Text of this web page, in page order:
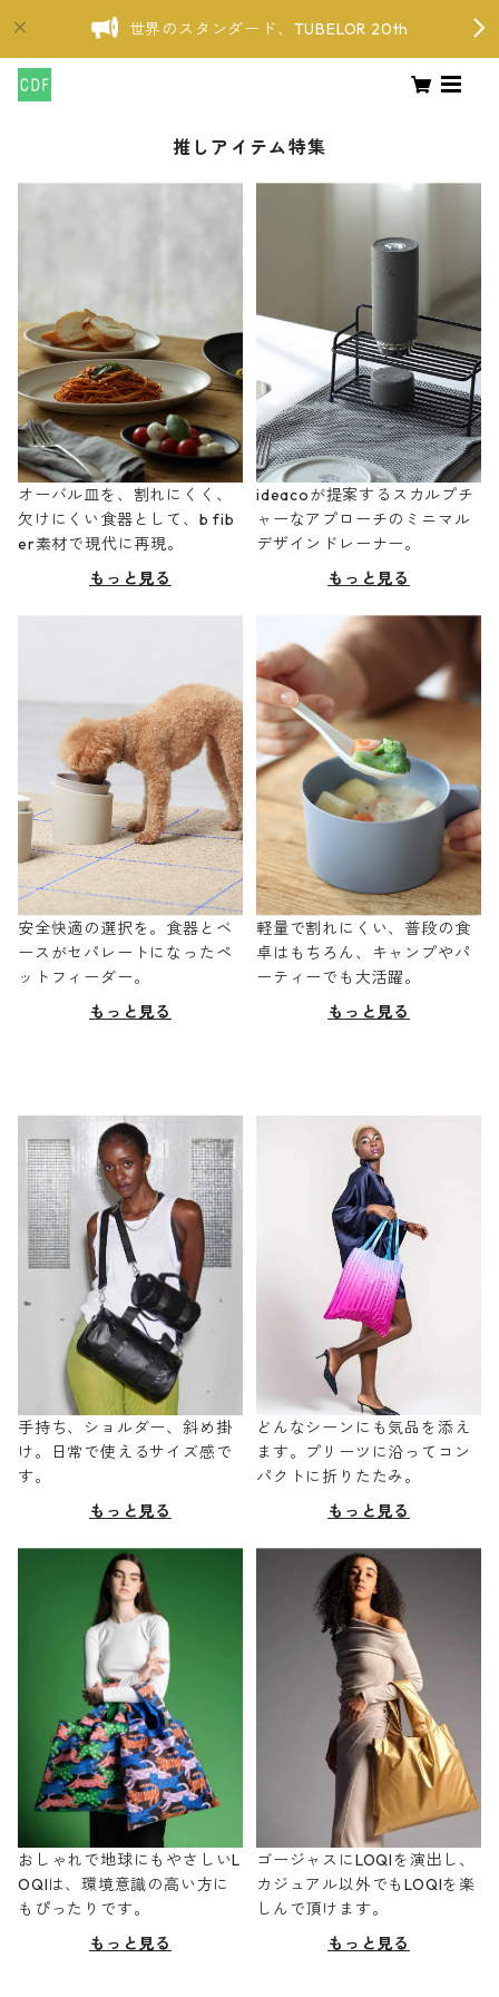
世界のスタンダード、TUBELOR 20th
推しアイテム特集
オーバル皿を、割れにくく、
欠けにくい食器として、b fib
er素材で現代に再現。
もっと見る
ideacoが提案するスカルプチ
ャーなアプローチのミニマル
デザインドレーナー。
もっと見る
安全快適の選択を。食器とベ
ースがセパレートになったペ
ットフィーダー。
もっと見る
軽量で割れにくい、普段の食
卓はもちろん、キャンプやパ
ーティーでも大活躍。
もっと見る
手持ち、ショルダー、斜め掛
け。日常で使えるサイズ感で
す。
もっと見る
どんなシーンにも気品を添え
ます。プリーツに沿ってコン
パクトに折りたたみ。
もっと見る
おしゃれで地球にもやさしいL
OQIは、環境意識の高い方に
もぴったりです。
もっと見る
ゴージャスにLOQIを演出し、
カジュアル以外でもLOQIを楽
しんで頂けます。
もっと見る